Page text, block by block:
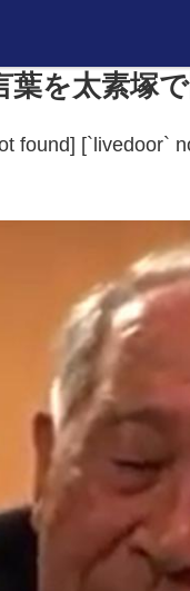
葉を太素
found] [`livedoor`